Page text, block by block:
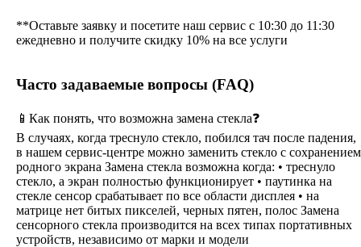
**Оставьте заявку и посетите наш сервис с 10:30 до 11:30
ежедневно и получите скидку 10% на все услуги
Часто задаваемые вопросы (FAQ)
📱Как понять, что возможна замена стекла❓
В случаях, когда треснуло стекло, побился тач после падения,
в нашем сервис-центре можно заменить стекло с сохранением
родного экрана Замена стекла возможна когда: • треснуло
стекло, а экран полностью функционирует • паутинка на
стекле сенсор срабатывает по все области дисплея • на
матрице нет битых пикселей, черных пятен, полос Замена
сенсорного стекла производится на всех типах портативных
устройств, независимо от марки и модели